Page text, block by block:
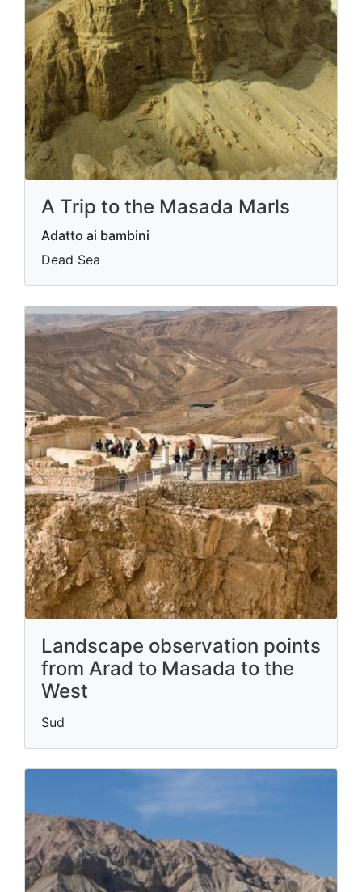
A Trip to the Masada Marls
Adatto ai bambini
Dead Sea
Landscape observation points
from Arad to Masada to the
West
Sud